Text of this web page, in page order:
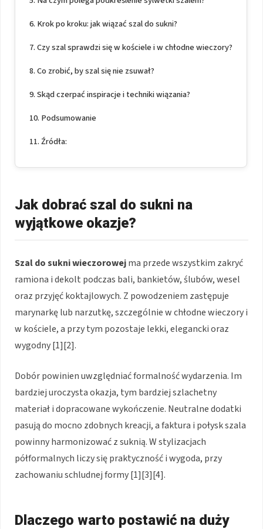
Krok po kroku: jak wiązać szal do sukni?
Czy szal sprawdzi się w kościele i w chłodne wieczory?
Co zrobić, by szal się nie zsuwał?
Skąd czerpać inspiracje i techniki wiązania?
Podsumowanie
Źródła:
Jak dobrać szal do sukni na
wyjątkowe okazje?
Szal do sukni wieczorowejma przede wszystkim zakryć
ramiona i dekolt podczas bali, bankietów, ślubów, wesel
oraz przyjęć koktajlowych. Z powodzeniem zastępuje
marynarkę lub narzutkę, szczególnie w chłodne wieczory i
w kościele, a przy tym pozostaje lekki, elegancki oraz
wygodny [1][2].
Dobór powinien uwzględniać formalność wydarzenia. Im
bardziej uroczysta okazja, tym bardziej szlachetny
materiał i dopracowane wykończenie. Neutralne dodatki
pasują do mocno zdobnych kreacji, a faktura i połysk szala
powinny harmonizować z suknią. W stylizacjach
półformalnych liczy się praktyczność i wygoda, przy
zachowaniu schludnej formy [1][3][4].
Dlaczego warto postawić na duży